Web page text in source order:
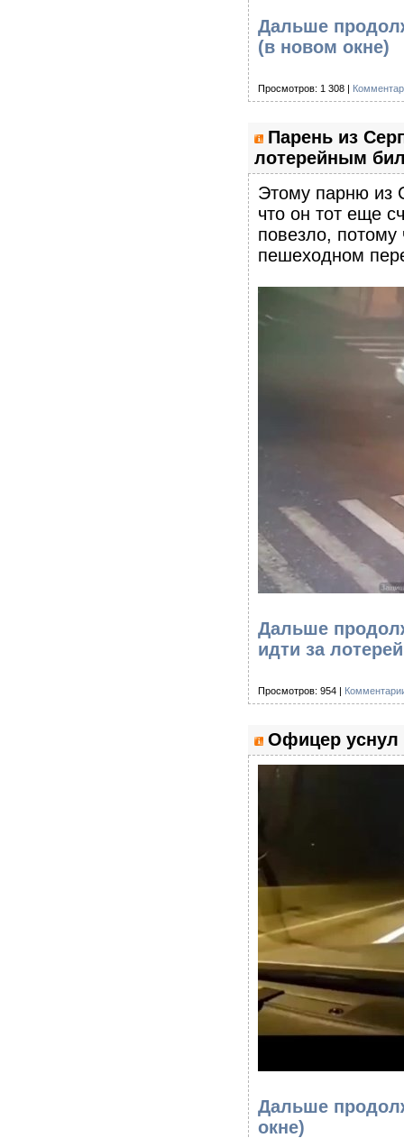
Дальше
(в новом окне)
Просмотров: 1 308 |
Парень из
лотерейным
Этому парню из
что он тот еще
повезло, потому
пешеходном
Дальше
идти за
Просмотров: 954 |
Офицер уснул
Дальше
окне)